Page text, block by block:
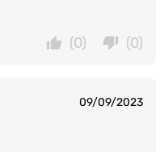
(0)
(0)
09/09/2023